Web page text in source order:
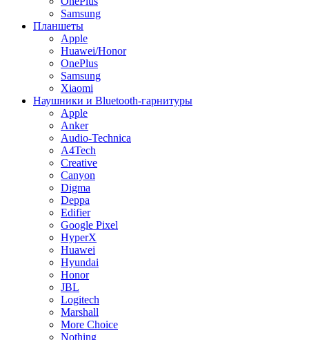
Samsung
Планшеты
Apple
Huawei/Honor
OnePlus
Samsung
Xiaomi
Наушники и Bluetooth-гарнитуры
Apple
Anker
Audio-Technica
A4Tech
Creative
Canyon
Digma
Deppa
Edifier
Google Pixel
HyperX
Huawei
Hyundai
Honor
JBL
Logitech
Marshall
More Choice
Nothing